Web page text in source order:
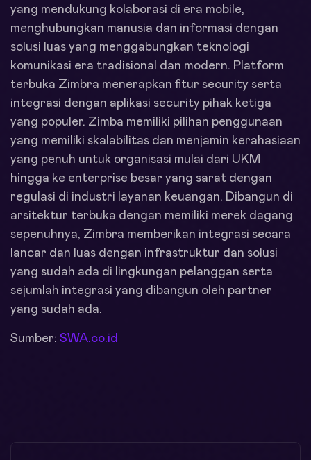
yang mendukung kolaborasi di era mobile,
menghubungkan manusia dan informasi dengan
solusi luas yang menggabungkan teknologi
komunikasi era tradisional dan modern. Platform
terbuka Zimbra menerapkan fitur security serta
integrasi dengan aplikasi security pihak ketiga
yang populer. Zimba memiliki pilihan penggunaan
yang memiliki skalabilitas dan menjamin kerahasiaan
yang penuh untuk organisasi mulai dari UKM
hingga ke enterprise besar yang sarat dengan
regulasi di industri layanan keuangan. Dibangun di
arsitektur terbuka dengan memiliki merek dagang
sepenuhnya, Zimbra memberikan integrasi secara
lancar dan luas dengan infrastruktur dan solusi
yang sudah ada di lingkungan pelanggan serta
sejumlah integrasi yang dibangun oleh partner
yang sudah ada.
Sumber: SWA.co.id